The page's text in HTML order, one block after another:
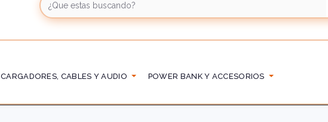
CARGADORES, CABLES Y AUDIO POWER BANK Y ACCESORIOS